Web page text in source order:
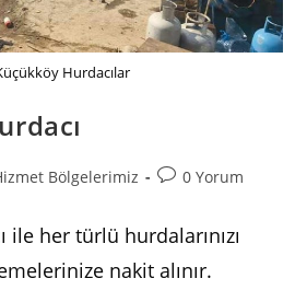
Hurdacılar
Bölgelerimiz
Post0 Yorum
ile her türlü hurdalarınızı
nakit alınır.